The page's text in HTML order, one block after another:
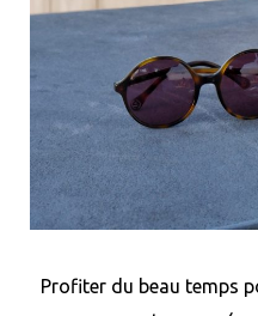
Profiter du beau temps